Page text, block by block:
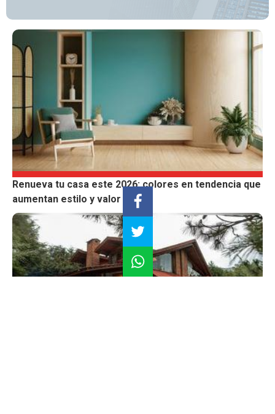
Renueva tu casa este 2026: colores en tendencia que
aumentan estilo y valor